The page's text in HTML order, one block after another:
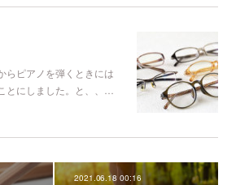
らピアノを弾くときには
とにしました。と、、…
2021.06.18 00:16